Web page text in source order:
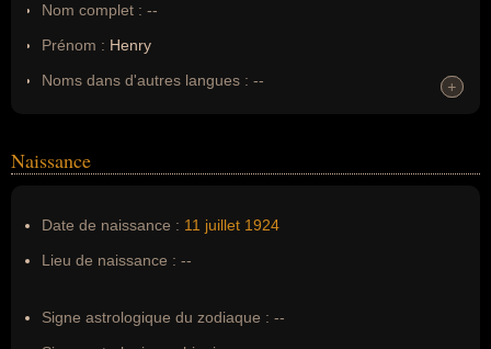
Nom complet : --
Prénom : Henry
Noms dans d'autres langues : --
Nom de famille :Hermand
+
+
Naissance
Date de naissance : 11 juillet 1924
Lieu de naissance : --
Signe astrologique du zodiaque : --